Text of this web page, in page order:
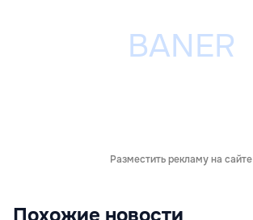
Разместить рекламу на сайте
Похожие новости